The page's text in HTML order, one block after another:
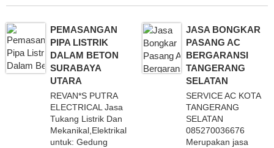
PEMASANGAN
PIPA LISTRIK
DALAM BETON
SURABAYA
UTARA
REVAN*S PUTRA
ELECTRICAL Jasa
Tukang Listrik Dan
Mekanikal,Elektrikal
untuk: Gedung
JASA BONGKAR
PASANG AC
BERGARANSI
TANGERANG
SELATAN
SERVICE AC KOTA
TANGERANG
SELATAN
085270036676
Merupakan jasa